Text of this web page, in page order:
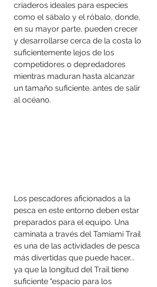
criaderos ideales para especies
como el sábalo y el róbalo, donde,
en su mayor parte, pueden crecer
y desarrollarse cerca de la costa lo
suficientemente lejos de los
competidores o depredadores
mientras maduran hasta alcanzar
un tamaño suficiente. antes de salir
al océano.
Los pescadores aficionados a la
pesca en este entorno deben estar
preparados para el equipo. Una
caminata a través del Tamiami Trail
es una de las actividades de pesca
más divertidas que puede hacer...
ya que la longitud del Trail tiene
suficiente "espacio para los